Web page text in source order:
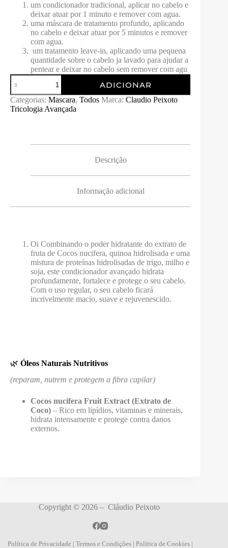
um condicionador tradicional, aplicar no cabelo e
deixar atuar por 1 minuto e remover com agua.
uma máscara de tratamento profundo, aplicando
no cabelo e deixar atuar por 5 minutos e remover
com agua.
um tratamento leave-in, aplicando uma pequena
quantidade sobre o cabelo ja lavado para ajudar a
pentear e deixar no cabelo sem remover com agu
Quantidade
de
AQUA
COMPLEX
MASK
ADICIONAR
Categorias: Mascara, Todos Marca: Claudio Peixoto
Tricologia Avançada
Descrição
Informação adicional
Oi Combinando o poder hidratante do extrato de
fruta de Cocos nucifera, quinoa hidrolisada e uma
mistura de proteínas hidrolisadas de trigo, milho e
soja, este condicionador avançado hidrata
profundamente, fortalece e protege o seu cabelo.
Com o uso regular, o seu cabelo ficará
incrivelmente macio, suave e rejuvenescido.
🌿 Óleos Naturais Nutritivos
(reparam, nutrem e protegem a fibra capilar)
Cocos nucifera Fruit Extract (Extrato de
Coco) – Rico em lipídios, vitaminas e minerais,
hidrata intensamente e protege contra danos
externos.
Copyright © 2026 – Cláudio Peixoto
Política de Privacidade |Termos e Condições |Política de Cookies |